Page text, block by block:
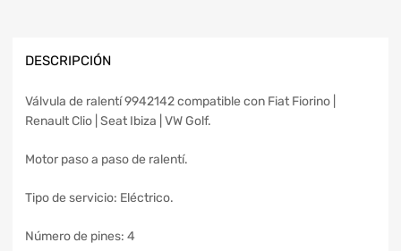
DESCRIPCIÓN
Válvula de ralentí 9942142 compatible con Fiat Fiorino |
Renault Clio | Seat Ibiza | VW Golf.
Motor paso a paso de ralentí.
Tipo de servicio: Eléctrico.
Número de pines: 4